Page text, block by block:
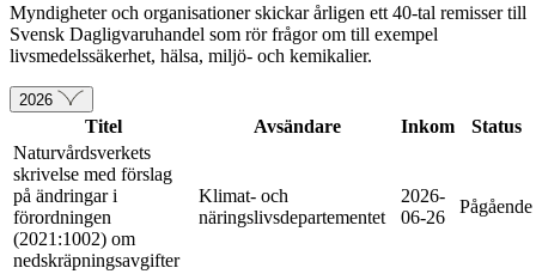
Myndigheter och organisationer skickar årligen ett 40-tal remisser till
Svensk Dagligvaruhandel som rör frågor om till exempel
livsmedelssäkerhet, hälsa, miljö- och kemikalier.
2026
Titel Avsändare Inkom
Status
Naturvårdsverkets
skrivelse med förslag
på ändringar i
förordningen
(2021:1002) om
nedskräpningsavgifter
Klimat- och
näringslivsdepartementet
2026-
06-26
Pågående